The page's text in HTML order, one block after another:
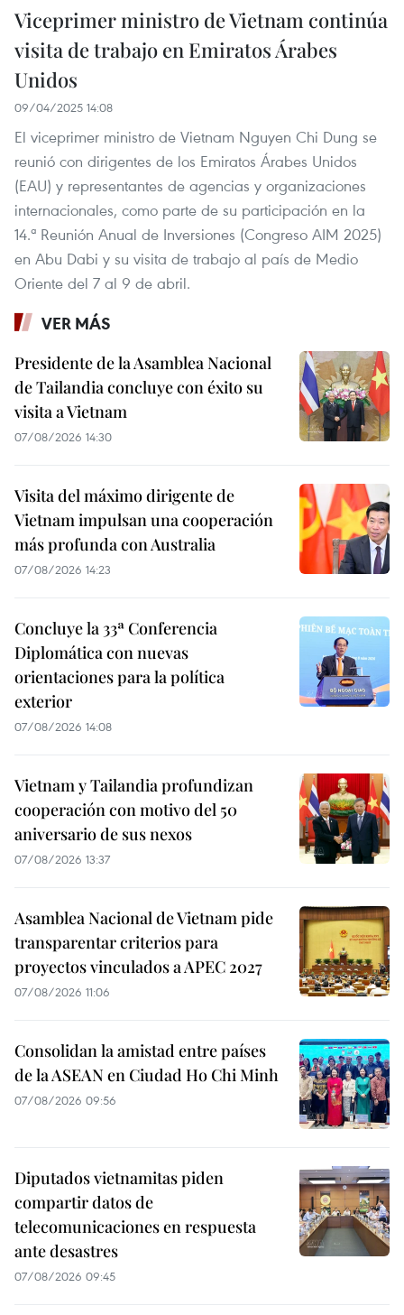
Viceprimer ministro de Vietnam continúa
visita de trabajo en Emiratos Árabes
Unidos
09/04/2025 14:08
El viceprimer ministro de Vietnam Nguyen Chi Dung se
reunió con dirigentes de los Emiratos Árabes Unidos
(EAU) y representantes de agencias y organizaciones
internacionales, como parte de su participación en la
14.ª Reunión Anual de Inversiones (Congreso AIM 2025)
en Abu Dabi y su visita de trabajo al país de Medio
Oriente del 7 al 9 de abril.
VER MÁS
Presidente de la Asamblea Nacional
de Tailandia concluye con éxito su
visita a Vietnam
07/08/2026 14:30
Visita del máximo dirigente de
Vietnam impulsan una cooperación
más profunda con Australia
07/08/2026 14:23
Concluye la 33ª Conferencia
Diplomática con nuevas
orientaciones para la política
exterior
07/08/2026 14:08
Vietnam y Tailandia profundizan
cooperación con motivo del 50
aniversario de sus nexos
07/08/2026 13:37
Asamblea Nacional de Vietnam pide
transparentar criterios para
proyectos vinculados a APEC 2027
07/08/2026 11:06
Consolidan la amistad entre países
de la ASEAN en Ciudad Ho Chi Minh
07/08/2026 09:56
Diputados vietnamitas piden
compartir datos de
telecomunicaciones en respuesta
ante desastres
07/08/2026 09:45